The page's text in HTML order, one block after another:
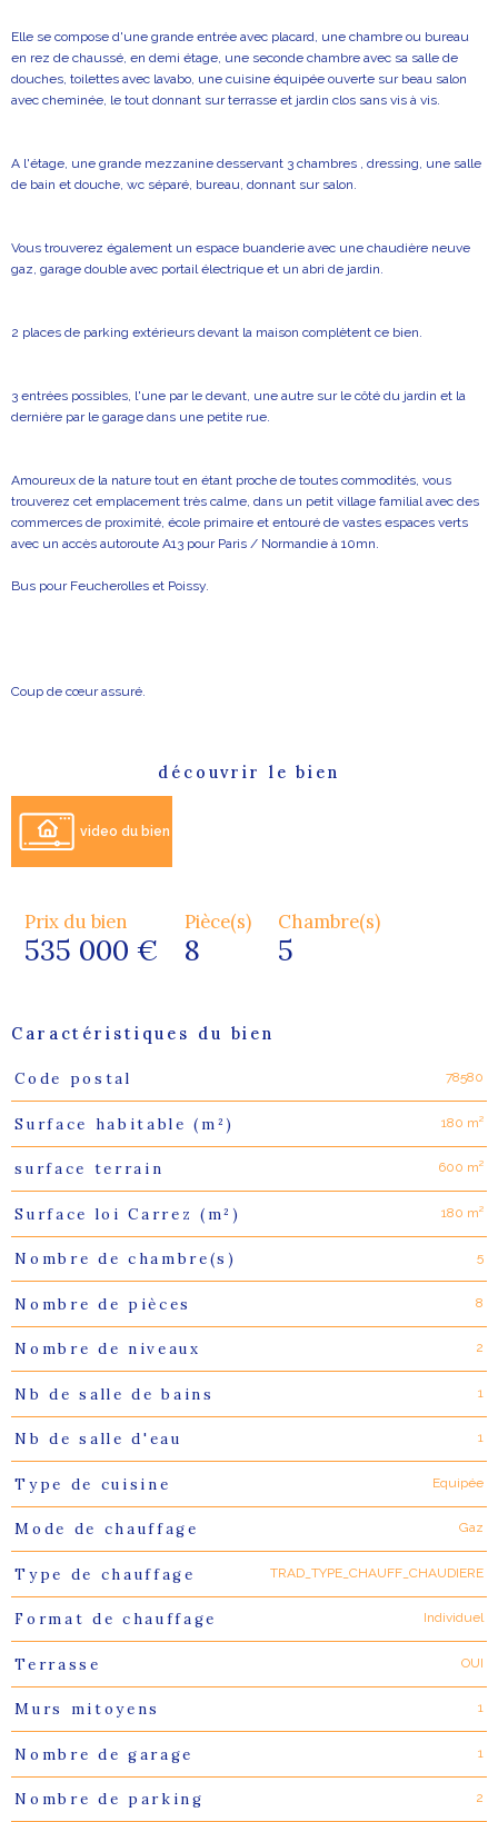
Elle se compose d'une grande entrée avec placard, une chambre ou bureau
en rez de chaussé, en demi étage, une seconde chambre avec sa salle de
douches, toilettes avec lavabo, une cuisine équipée ouverte sur beau salon
avec cheminée, le tout donnant sur terrasse et jardin clos sans vis à vis.
A l'étage, une grande mezzanine desservant 3 chambres , dressing, une salle
de bain et douche, wc séparé, bureau, donnant sur salon.
Vous trouverez également un espace buanderie avec une chaudière neuve
gaz, garage double avec portail électrique et un abri de jardin.
2 places de parking extérieurs devant la maison complètent ce bien.
3 entrées possibles, l'une par le devant, une autre sur le côté du jardin et la
dernière par le garage dans une petite rue.
Amoureux de la nature tout en étant proche de toutes commodités, vous
trouverez cet emplacement très calme, dans un petit village familial avec des
commerces de proximité, école primaire et entouré de vastes espaces verts
avec un accès autoroute A13 pour Paris / Normandie à 10mn.
Bus pour Feucherolles et Poissy.
Coup de cœur assuré.
découvrir le bien
video du bien
Prix du bien
535 000 €
Pièce(s)
8
Chambre(s)
5
Caractéristiques du bien
Caractéristiques Valeurs
Code postal 78580
Surface habitable (m²) 180 m²
surface terrain 600 m²
Surface loi Carrez (m²) 180 m²
Nombre de chambre(s) 5
Nombre de pièces 8
Nombre de niveaux 2
Nb de salle de bains 1
Nb de salle d'eau 1
Type de cuisine Equipée
Mode de chauffage Gaz
Type de chauffage TRAD_TYPE_CHAUFF_CHAUDIERE
Format de chauffage Individuel
Terrasse OUI
Murs mitoyens 1
Nombre de garage 1
Nombre de parking 2